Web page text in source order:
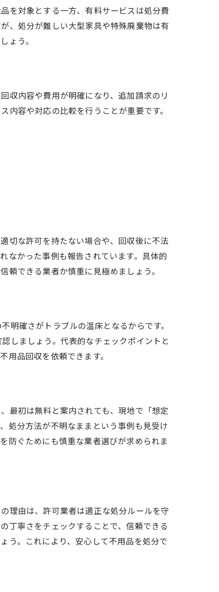
を対象とする一方、有料サービスは処分費
、処分が難しい大型家具や特殊廃棄物は有
ょう。
収内容や費用が明確になり、追加請求のリ
内容や対応の比較を行うことが重要です。
切な許可を持たない場合や、回収後に不法
なかった事例も報告されています。具体的
頼できる業者か慎重に見極めましょう。
明確さがトラブルの温床となるからです。
しましょう。代表的なチェックポイントと
用品回収を依頼できます。
最初は無料と案内されても、現地で「想定
処分方法が不明なままという事例も見受け
防ぐためにも慎重な業者選びが求められま
理由は、許可業者は適正な処分ルールを守
丁寧さをチェックすることで、信頼できる
う。これにより、安心して不用品を処分で